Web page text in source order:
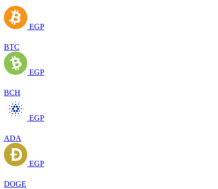
EGP
BTC
EGP
BCH
EGP
ADA
EGP
DOGE